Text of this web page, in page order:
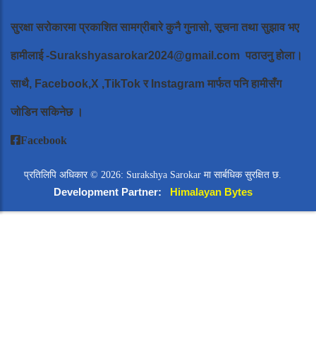
सुरक्षा सरोकारमा प्रकाशित सामग्रीबारे कुनै गुनासो, सूचना तथा सुझाव भए
हामीलाई-Surakshyasarokar2024@gmail.com पठाउनु होला।
साथै, Facebook,X ,TikTok र Instagram मार्फत पनि हामीसँग
जोडिन सकिनेछ ।
Facebook
प्रतिलिपि अधिकार © 2026: Surakshya Sarokar मा सार्बधिक सुरक्षित छ.
Development Partner: Himalayan Bytes